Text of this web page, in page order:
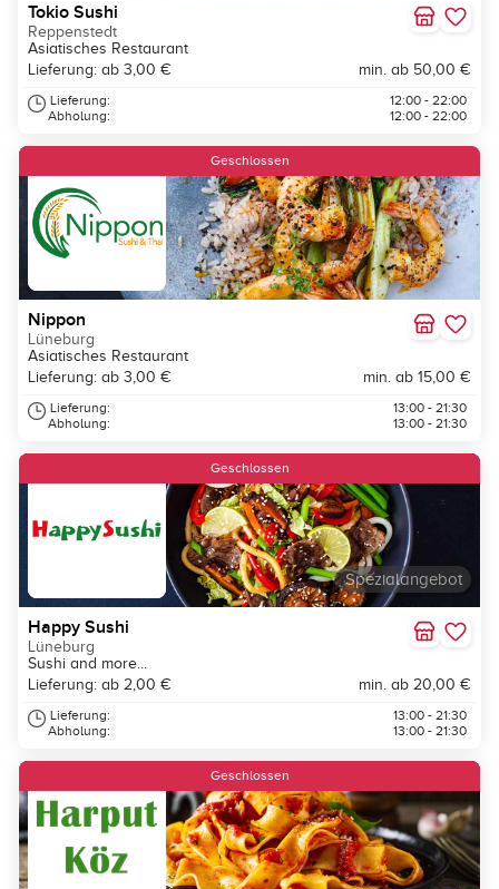
Tokio Sushi
Reppenstedt
Asiatisches Restaurant
Lieferung: ab 3,00 €
min. ab 50,00 €
Lieferung:
Abholung:
12:00 - 22:00
12:00 - 22:00
Geschlossen
Nippon
Lüneburg
Asiatisches Restaurant
Lieferung: ab 3,00 €
min. ab 15,00 €
Lieferung:
Abholung:
13:00 - 21:30
13:00 - 21:30
Spezialangebot
Geschlossen
Happy Sushi
Lüneburg
Sushi and more...
Lieferung: ab 2,00 €
min. ab 20,00 €
Lieferung:
Abholung:
13:00 - 21:30
13:00 - 21:30
Geschlossen